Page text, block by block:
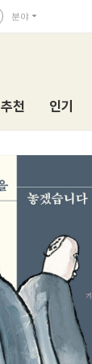
분야
추천 인기